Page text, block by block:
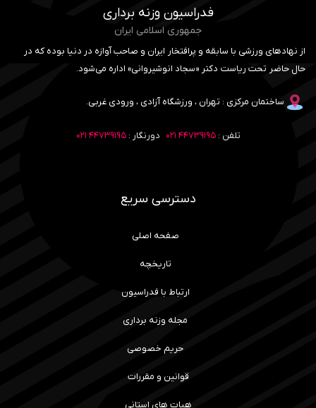
فدراسیون وزنه برداری
جمهوری اسلامی ایران
از نهادهای ورزشی با سابقه و پرافتخار ایران و صاحب آوازه در دنیا بوده که در
حال حاضر تحت ریاست دکتر «سجاد انوشیروانی» اداره می‌شود.
ساختمان مرکزی : تهران ، ورزشگاه آزادی ، ورودی غربی.
تلفن :۴۴۷۳۹۱۹۵ ۰۲۱ دورنگار :۴۴۷۳۹۱۹۵ ۰۲۱
دسترسی سریع
صفحه اصلی
تاریخچه
ارتباط با فدراسیون
مجله وزنه برداری
حریم خصوصی
قوانین و مقررات
هیات های استانی